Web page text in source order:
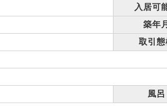
入居可
築年月
取引態
風呂